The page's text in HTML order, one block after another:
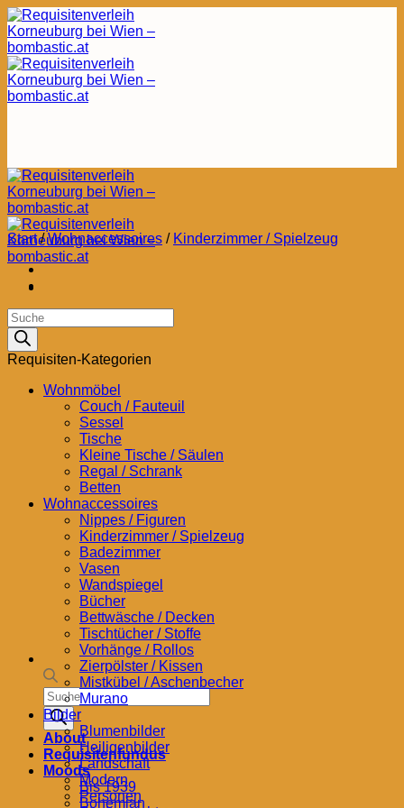
Zum
Inhalt
springen
Products
search
About
Requisitenfundus
Moods
Bis 1939
Bohemian
Start / Wohnaccessoires / Kinderzimmer / Spielzeug
Products
search
Requisiten-Kategorien
Wohnmöbel
Couch / Fauteuil
Sessel
Tische
Kleine Tische / Säulen
Regal / Schrank
Betten
Wohnaccessoires
Nippes / Figuren
Kinderzimmer / Spielzeug
Badezimmer
Vasen
Wandspiegel
Bücher
Bettwäsche / Decken
Tischtücher / Stoffe
Vorhänge / Rollos
Zierpölster / Kissen
Mistkübel / Aschenbecher
Murano
Bilder
Blumenbilder
Heiligenbilder
Landschaft
Modern
Personen